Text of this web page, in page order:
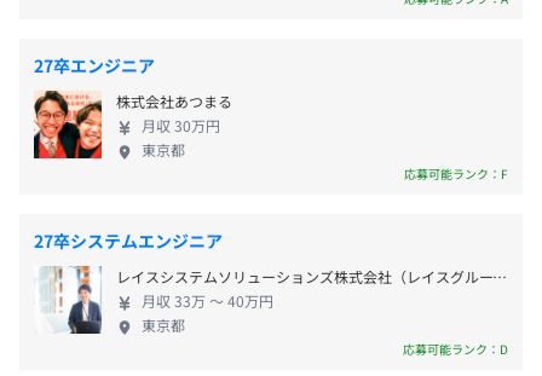
https://giftee.biz/
eGiftを活用した法人向けソリューションです。キャンペ
ーンの景品やお客様への謝礼として、コンビニの商品やコ
ーヒー等のギフトをLINEやメールで簡単に贈ることがで
■studio giftee
https://studio-giftee.com/
企業と顧客・従業員、自治体と住民とのよりよい関係づく
りのためのギフト体験を支援するギフトのプロフェッショ
ナルチームです。ギフトの表現手段をより豊かにすること
■賞与：基本報酬は給与1カ月分
※会社業績、業績への貢献度、勤怠状況等を勘案し、プラ
スで支給されることもございます。
■ストックオプション制度（成果に応じて随時付与）
■昇給：年2回
給与月額は半期ごとの評価を踏まえ、改定される場合がご
27卒エンジニア
株式会社あつまる
月収 30万円
東京都
応募可能ランク：F
27卒システムエンジニア
レイスシステムソリューションズ株式会社（レイスグループ）
月収 33万 〜 40万円
東京都
応募可能ランク：D